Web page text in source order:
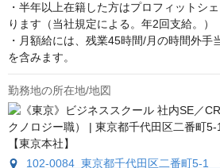
・半年以上在籍した方はプロフィットシ
ります（当社規定による。年2回支給。）
・月額給には、残業45時間/月の時間外手
を含みます。
勤務地の所在地/地図
102-0084 東京都千代田区二番町5-1